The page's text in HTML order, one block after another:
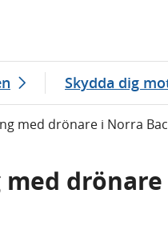
Skydda dig
med drönare i Norra